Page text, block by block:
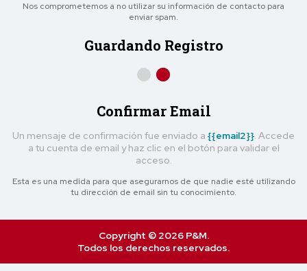
Nos comprometemos a no utilizar su información de contacto para
enviar spam.
Guardando Registro
Confirmar Email
Un mensaje de confirmación fue enviado a {{email2}}. Accede
a tu cuenta de email y haz clic en el botón para validar el
acceso.
Esta es una medida para que asegurarnos de que nadie esté utilizando
tu dirección de email sin tu conocimiento.
Copyright © 2026 P&M.
Todos los derechos reservados.